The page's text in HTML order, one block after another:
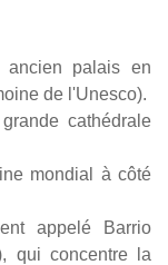
palais en
de l'Unesco).
cathédrale
mondial à côté
appelé Barrio
qui concentre la